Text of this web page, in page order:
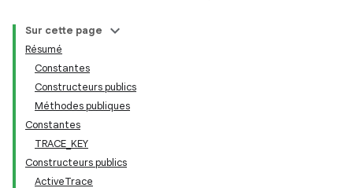
Sur cette page
Résumé
Constantes
Constructeurs publics
Méthodes publiques
Constantes
TRACE_KEY
Constructeurs publics
ActiveTrace